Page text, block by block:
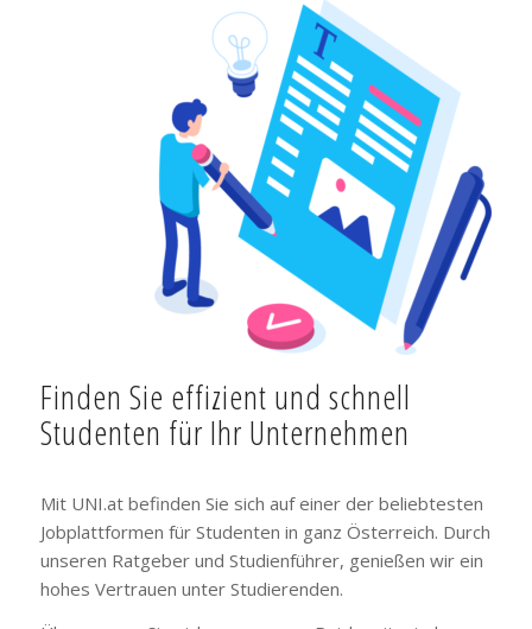
Finden Sie effizient und schnell
Studenten für Ihr Unternehmen
Mit UNI.at befinden Sie sich auf einer der beliebtesten
Jobplattformen für Studenten in ganz Österreich. Durch
unseren Ratgeber und Studienführer, genießen wir ein
hohes Vertrauen unter Studierenden.